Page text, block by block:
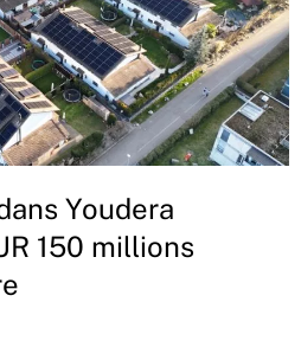
Youdera
150 millions